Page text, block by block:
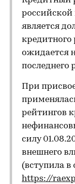
является
кредитного
ожидается
последнего
При
рейтингов
силу
внешнего
(вступила в
https://